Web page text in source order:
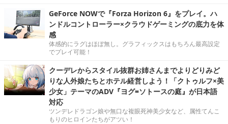
GeForce NOWで『Forza Horizon 6』をプレイ。ハ
ンドルコントローラー×クラウドゲーミングの底力を体
感
体感的にラグはほぼ無し。グラフィックスはもちろん最高設定
でプレイ可能！
クーデレからスタイル抜群お姉さんまでよりどりみど
りな人外娘たちとホテル経営しよう！「クトゥルフ×美
少女」テーマのADV『ヨグ=ソトースの庭』が日本語
対応
ツンデレドラゴン娘や無口な複眼死神美少女など、属性てんこ
もりのヒロインたちがアツい！